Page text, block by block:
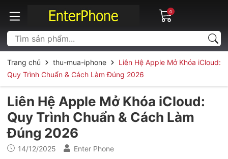
0
Trang chủ thu-mua-iphone
Liên Hệ Apple Mở Khóa iCloud:
Quy Trình Chuẩn & Cách Làm Đúng 2026
Liên Hệ Apple Mở Khóa iCloud:
Quy Trình Chuẩn & Cách Làm
Đúng 2026
14/12/2025 Enter Phone